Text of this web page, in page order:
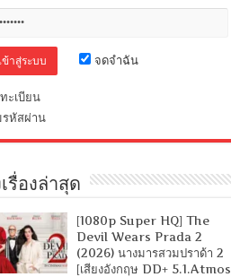
จดจำฉัน
ะเบียน
หัสผ่าน
รื่องล่าสุด
[1080p Super HQ] The
Devil Wears Prada 2
(2026) นางมารสวมปราด้า 2
[เสียงอังกฤษ DD+ 5.1.Atmos